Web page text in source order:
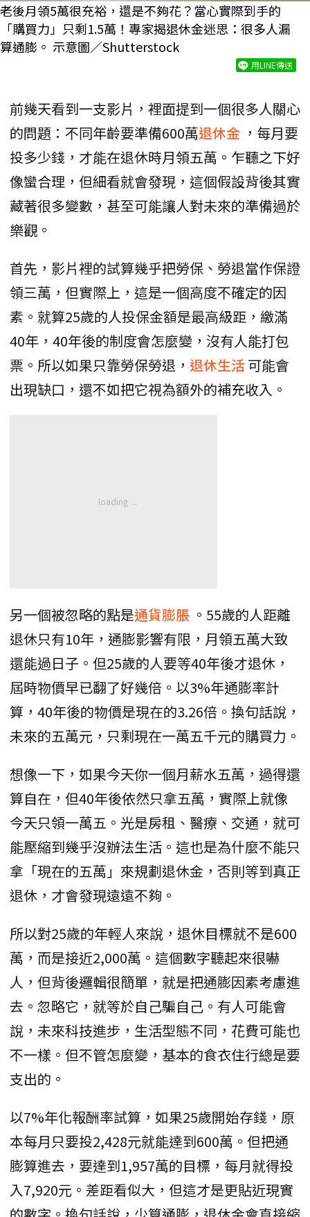
老後月領5萬很充裕，還是不夠花？當心實際到手的
「購買力」只剩1.5萬！專家揭退休金迷思：很多人漏
算通膨。 示意圖／Shutterstock
用LINE傳送
前幾天看到一支影片，裡面提到一個很多人關心
的問題：不同年齡要準備600萬退休金 ，每月要
投多少錢，才能在退休時月領五萬。乍聽之下好
像蠻合理，但細看就會發現，這個假設背後其實
藏著很多變數，甚至可能讓人對未來的準備過於
樂觀。
首先，影片裡的試算幾乎把勞保、勞退當作保證
領三萬，但實際上，這是一個高度不確定的因
素。就算25歲的人投保金額是最高級距，繳滿
40年，40年後的制度會怎麼變，沒有人能打包
票。所以如果只靠勞保勞退， 退休生活可能會
出現缺口，還不如把它視為額外的補充收入。
另一個被忽略的點是通貨膨脹 。55歲的人距離
退休只有10年，通膨影響有限，月領五萬大致
還能過日子。但25歲的人要等40年後才退休，
屆時物價早已翻了好幾倍。以3%年通膨率計
算，40年後的物價是現在的3.26倍。換句話說，
未來的五萬元，只剩現在一萬五千元的購買力。
想像一下，如果今天你一個月薪水五萬，過得還
算自在，但40年後依然只拿五萬，實際上就像
今天只領一萬五。光是房租、醫療、交通，就可
能壓縮到幾乎沒辦法生活。這也是為什麼不能只
拿「現在的五萬」來規劃退休金，否則等到真正
退休，才會發現遠遠不夠。
所以對25歲的年輕人來說，退休目標就不是600
萬，而是接近2,000萬。這個數字聽起來很嚇
人，但背後邏輯很簡單，就是把通膨因素考慮進
去。忽略它，就等於自己騙自己。有人可能會
說，未來科技進步，生活型態不同，花費可能也
不一樣。但不管怎麼變，基本的食衣住行總是要
支出的。
以7%年化報酬率試算，如果25歲開始存錢，原
本每月只要投2,428元就能達到600萬。但把通
膨算進去，要達到1,957萬的目標，每月就得投
入7,920元。差距看似大，但這才是更貼近現實